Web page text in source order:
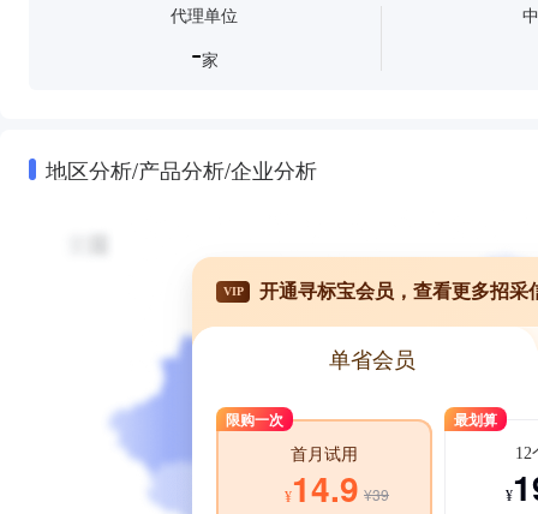
代理单位
-家
地区分析/产品分析/企业分析
VIP 开通寻标宝会员，查看更多招采
单省会员
限购一次
首月试用
¥14.9 ¥39
最划算
12
¥